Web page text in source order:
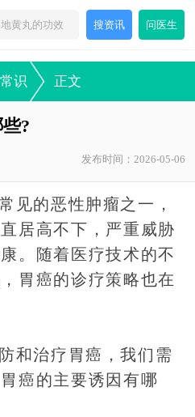
搜资讯 问医生
识 正文
?
发布时间：2026-05-06
见的恶性肿瘤之一，
居高不下，严重威胁
。随着医疗技术的不
胃癌的诊疗策略也在
和治疗胃癌，我们需
癌的主要诱因有哪